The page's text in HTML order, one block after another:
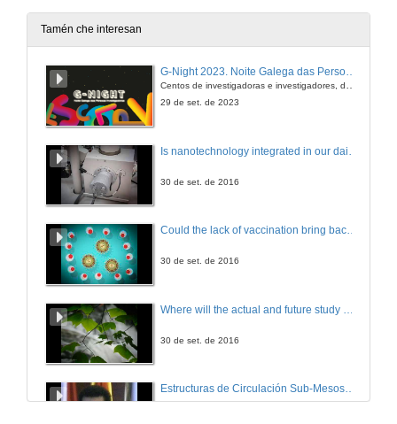
20 de dec. de 2012
Tamén che interesan
G-Night 2023. Noite Galega das Persoas Investigadoras. Conciencias creativas
29 de set. de 2023
30 de set. de 2016
Could the lack of vaccination bring back erradicated diseases?
30 de set. de 2016
30 de set. de 2016
Estructuras de Circulación Sub-Mesoscalares Incluidas pola Marea nas Marxes Costeiras do Estreito de Xibraltar